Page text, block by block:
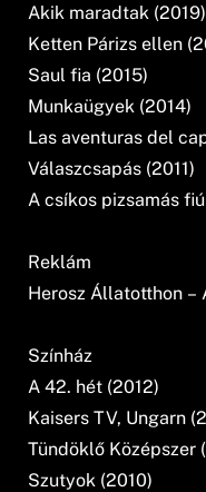
Akik maradtak (2019)
Ketten Párizs ellen
Saul fia (2015)
Munkaügyek (2014)
Las aventuras del
Válaszcsapás (2011)
A csíkos pizsamás
Reklám
Herosz Állatotthon –
Színház
A 42. hét (2012)
Kaisers TV, Ungarn
Tündöklő Középszer
Szutyok (2010)